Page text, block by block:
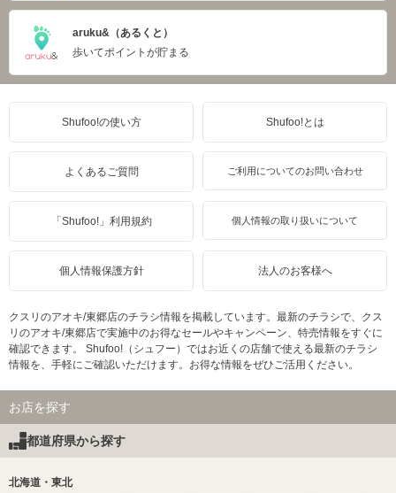
aruku&（あるくと）
歩いてポイントが貯まる
Shufoo!の使い方 Shufoo!とは
よくあるご質問 ご利用についてのお問い合わせ
「Shufoo!」利用規約 個人情報の取り扱いについて
個人情報保護方針 法人のお客様へ
クスリのアオキ/東郷店のチラシ情報を掲載しています。最新のチラシで、クス
リのアオキ/東郷店で実施中のお得なセールやキャンペーン、特売情報をすぐに
確認できます。 Shufoo!（シュフー）ではお近くの店舗で使える最新のチラシ
情報を、手軽にご確認いただけます。お得な情報をぜひご活用ください。
お店を探す
都道府県から探す
北海道・東北